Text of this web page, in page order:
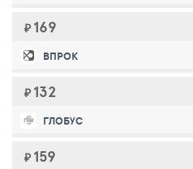
₽ 169
ВПРОК
₽ 132
ГЛОБУС
₽ 159